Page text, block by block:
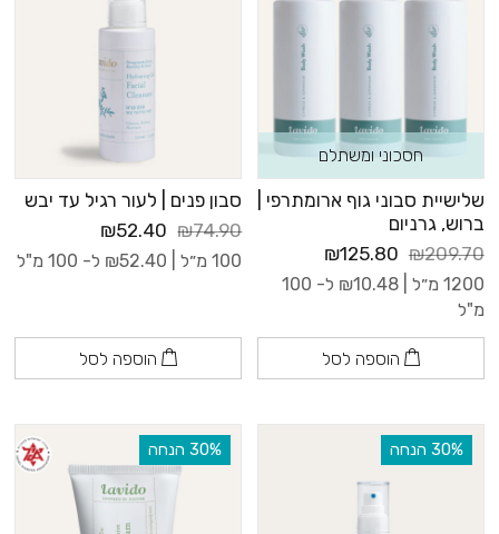
חסכוני ומשתלם
שלישיית סבוני גוף ארומתרפי |
ברוש, גרניום
₪209.70
₪125.80
1200 מ״ל | ₪10.48
ל- 100
מ"ל
הוספה לסל
סבון פנים | לעור רגיל עד יבש
₪74.90
₪52.40
100 מ״ל | ₪52.40 ל- 100 מ"ל
הוספה לסל
‫30% הנחה ‫30% הנחה